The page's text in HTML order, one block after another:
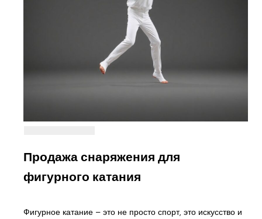
Продажа снаряжения для
фигурного катания
Фигурное катание – это не просто спорт, это искусство и